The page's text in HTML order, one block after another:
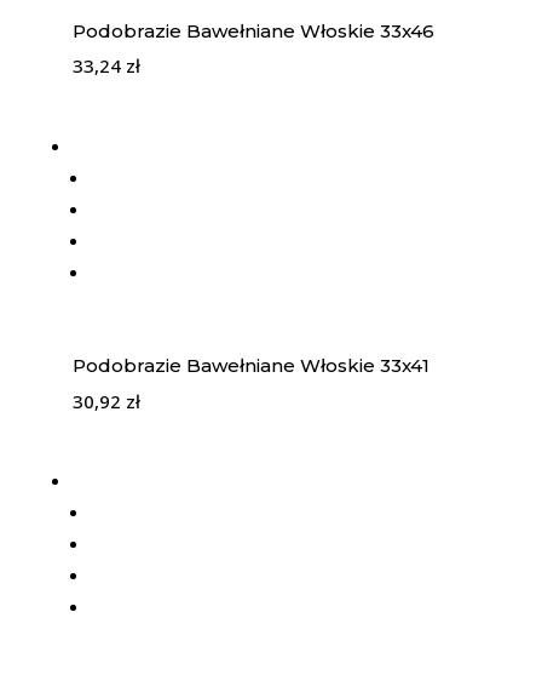
Podobrazie Bawełniane Włoskie 33x46
33,24 zł
Podobrazie Bawełniane Włoskie 33x41
30,92 zł